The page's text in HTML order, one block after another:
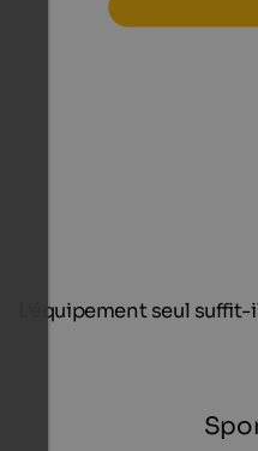
L'équipement seul